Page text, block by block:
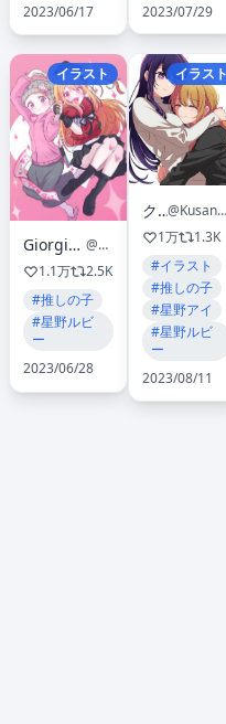
2023/06/17
イラスト
Giorgio(ジョジョ)☼LOVE PHANTOM
@yo_sumire_sola1
1.1万
2.5K
#推しの子
#星野ルビ
ー
2023/06/28
2023/07/29
イラスト
クサナ
@Kusana47454281
1万
1.3K
#イラスト
#推しの子
#星野アイ
#星野ルビ
ー
2023/08/11